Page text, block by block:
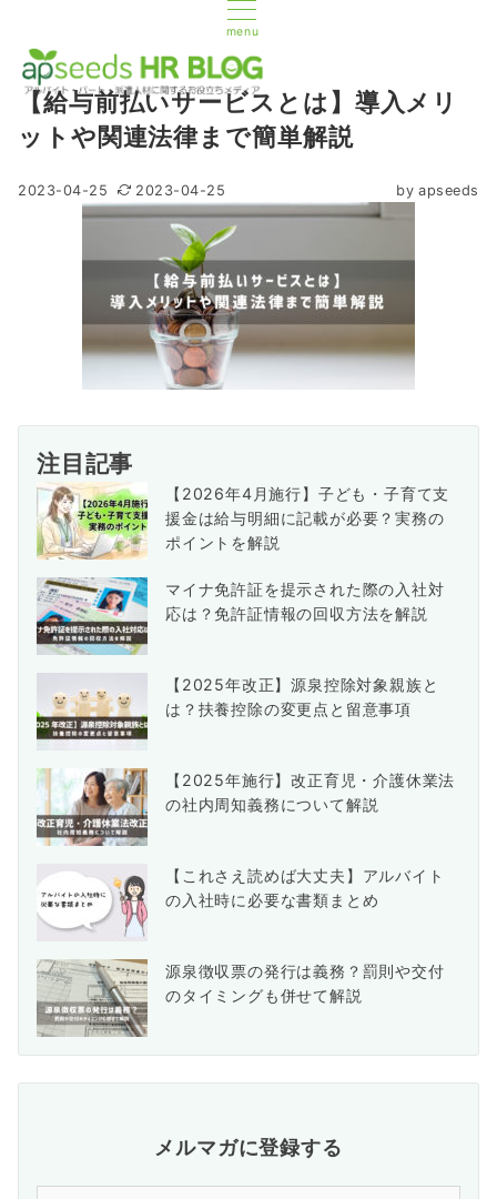
menu
【給与前払いサービスとは】導入メリ
ットや関連法律まで簡単解説
2023-04-25 2023-04-25 by apseeds
注目記事
【2026年4月施行】子ども・子育て支
援金は給与明細に記載が必要？実務の
ポイントを解説
マイナ免許証を提示された際の入社対
応は？免許証情報の回収方法を解説
【2025年改正】源泉控除対象親族と
は？扶養控除の変更点と留意事項
【2025年施行】改正育児・介護休業法
の社内周知義務について解説
【これさえ読めば大丈夫】アルバイト
の入社時に必要な書類まとめ
源泉徴収票の発行は義務？罰則や交付
のタイミングも併せて解説
メルマガに登録する